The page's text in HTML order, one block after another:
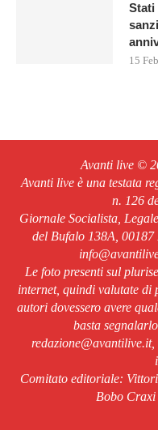
Stati
15
Avanti live ©
Avanti live è una testata
n. 126
Giornale Socialista,
del Bufalo 138A,
Le foto presenti sul
internet, quindi valutate di
autori dovessero avere
basta
Comitato editoriale:
Bobo